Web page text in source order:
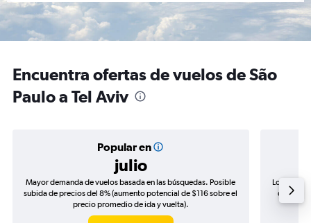
Encuentra ofertas de vuelos de São
Paulo a Tel Aviv
Popular en
julio
Mayor demanda de vuelos basada en las búsquedas. Posible
subida de precios del 8% (aumento potencial de $116 sobre el
precio promedio de ida y vuelta).
Los
de